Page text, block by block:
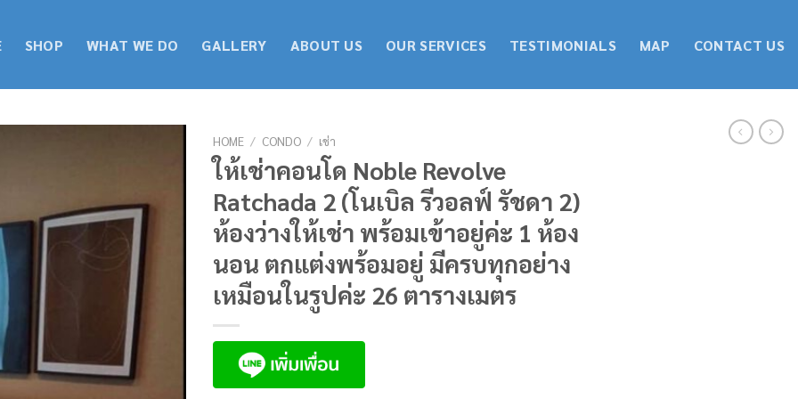
SHOP WHAT WE DO GALLERY ABOUT US OUR SERVICES TESTIMONIALS MAP CONTACT US
HOME / CONDO / เช่า
ให้เช่าคอนโด Noble Revolve
Ratchada 2 (โนเบิล รีวอลฟ์ รัชดา 2)
ห้องว่างให้เช่า พร้อมเข้าอยู่ค่ะ 1 ห้อง
นอน ตกแต่งพร้อมอยู่ มีครบทุกอย่าง
เหมือนในรูปค่ะ 26 ตารางเมตร